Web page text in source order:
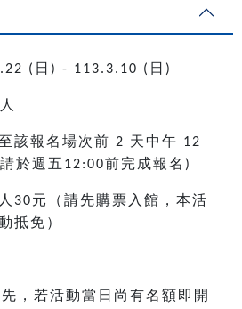
( 日 ) - 113.3.10 ( 日 )
人
該報名場次前 2 天中午 12
於週五 12:00前完成報名 )
30元（請先購票入館，本活
抵免）
，若活動當日尚有名額即開